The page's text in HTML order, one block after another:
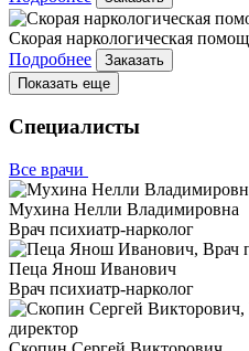
Скорая наркологическая
Подробнее
Заказать
Показать еще
Специалисты
Все врачи
Мухина Нелли Владимировна
Врач психиатр-нарколог
Пеца Янош Иванович
Врач психиатр-нарколог